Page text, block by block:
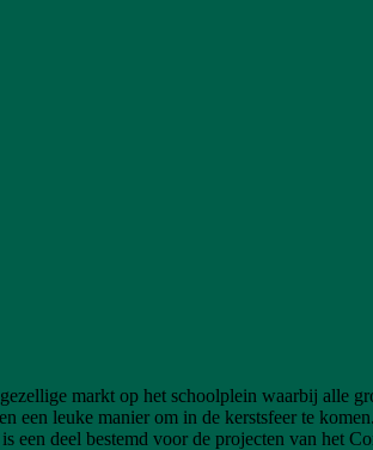
markt op het schoolplein waarbij alle
een leuke manier om in de kerstsfeer te
een deel bestemd voor de projecten van het